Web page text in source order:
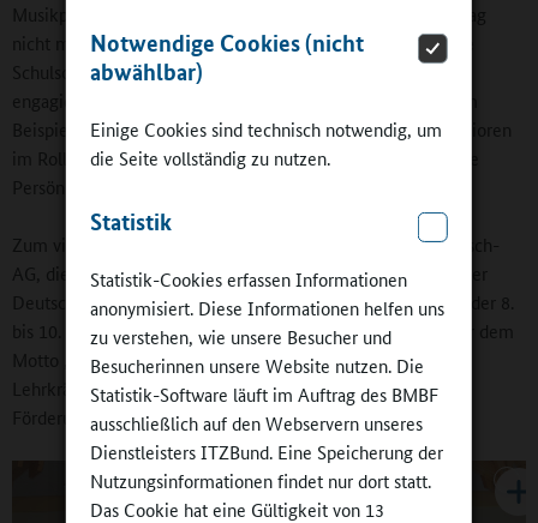
Notwendige Cookies (nicht
abwählbar)
Einige Cookies sind technisch notwendig, um
die Seite vollständig zu nutzen.
Statistik
Statistik-Cookies erfassen Informationen
anonymisiert. Diese Informationen helfen uns
zu verstehen, wie unsere Besucher und
Besucherinnen unsere Website nutzen. Die
Statistik-Software läuft im Auftrag des BMBF
ausschließlich auf den Webservern unseres
Dienstleisters ITZBund. Eine Speicherung der
Nutzungsinformationen findet nur dort statt.
Das Cookie hat eine Gültigkeit von 13
Musikprojekt mit Bläsern und Streichern wären ohne Ganztag
nicht möglich. Da gilt auch für die „Stärker werden‟-AG, die
Schulsozialarbeiterin Melanie Roth anbietet: Jugendliche
engagieren sich im benachbarten Seniorenheim, wo sie zum
Beispiel aus der Zeitung vorlesen oder Seniorinnen und Senioren
im Rollstuhl auf Spaziergängen begleiten. So stärken sie ihre
Persönlichkeit.
Zum vielfältigen AG-Angebot gehören außerdem die Russisch-
AG, die Tanz-AG und verschiedene Förder-AGs für die Fächer
Deutsch, Englisch und Mathematik, die inzwischen auch in der 8.
bis 10. Klasse eingeführt worden sind, im 10. Jahrgang unter dem
Motto „Fit für die Oberstufe‟. Sie werden hauptsächlich von
Lehrkräften angeboten, um eine professionelle fachliche
Förderung zu gewährleisten.